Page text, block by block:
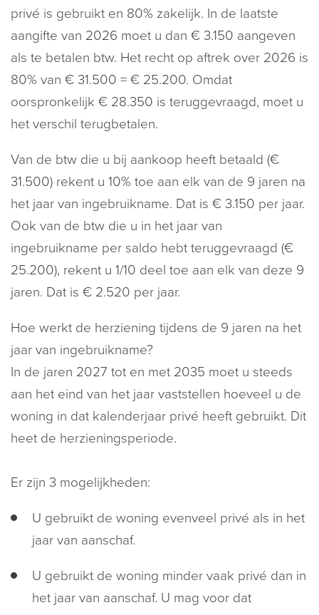
privé is gebruikt en 80% zakelijk. In de laatste
aangifte van 2026 moet u dan € 3.150 aangeven
als te betalen btw. Het recht op aftrek over 2026 is
80% van € 31.500 = € 25.200. Omdat
oorspronkelijk € 28.350 is teruggevraagd, moet u
het verschil terugbetalen.
Van de btw die u bij aankoop heeft betaald (€
31.500) rekent u 10% toe aan elk van de 9 jaren na
het jaar van ingebruikname. Dat is € 3.150 per jaar.
Ook van de btw die u in het jaar van
ingebruikname per saldo hebt teruggevraagd (€
25.200), rekent u 1/10 deel toe aan elk van deze 9
jaren. Dat is € 2.520 per jaar.
Hoe werkt de herziening tijdens de 9 jaren na het
jaar van ingebruikname?
In de jaren 2027 tot en met 2035 moet u steeds
aan het eind van het jaar vaststellen hoeveel u de
woning in dat kalenderjaar privé heeft gebruikt. Dit
heet de herzieningsperiode.
Er zijn 3 mogelijkheden:
U gebruikt de woning evenveel privé als in het
jaar van aanschaf.
U gebruikt de woning minder vaak privé dan in
het jaar van aanschaf. U mag voor dat